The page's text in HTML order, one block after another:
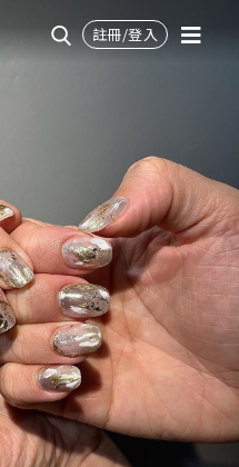
註冊/登入